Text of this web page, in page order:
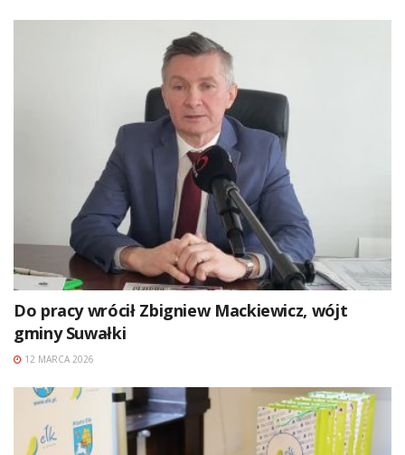
Do pracy wrócił Zbigniew Mackiewicz, wójt
gminy Suwałki
12 MARCA 2026